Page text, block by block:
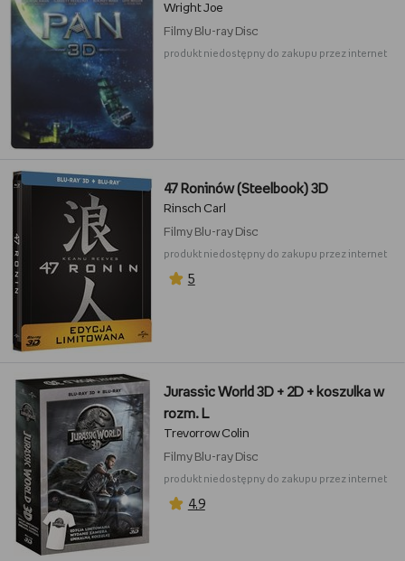
Wright Joe
Filmy Blu-ray Disc
produkt niedostępny do zakupu przez internet
47 Roninów (Steelbook) 3D
Rinsch Carl
Filmy Blu-ray Disc
produkt niedostępny do zakupu przez internet
5
Jurassic World 3D + 2D + koszulka w
rozm. L
Trevorrow Colin
Filmy Blu-ray Disc
produkt niedostępny do zakupu przez internet
4,9